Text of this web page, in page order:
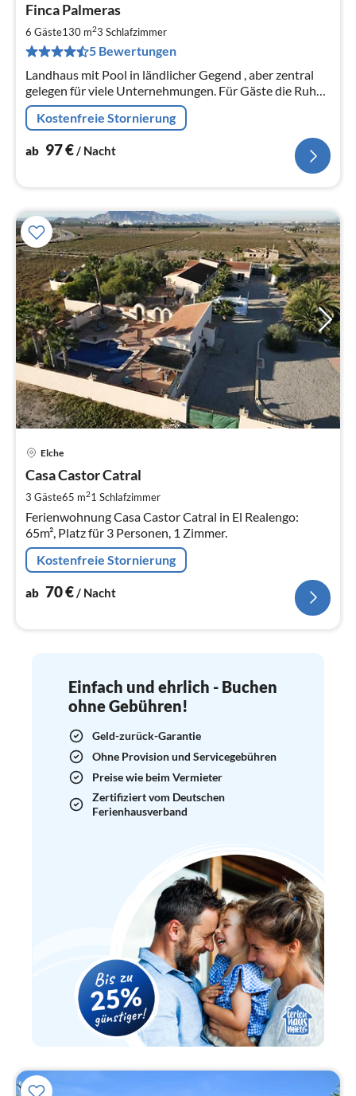
Finca Palmeras
6 Gäste130 m23 Schlafzimmer
5 Bewertungen
Landhaus mit Pool in ländlicher Gegend , aber zentral
gelegen für viele Unternehmungen. Für Gäste die Ruhe
und Entspannung suchen.
Kostenfreie Stornierung
ab 97€/ Nacht
Elche
Casa Castor Catral
3 Gäste65 m21 Schlafzimmer
Ferienwohnung Casa Castor Catral in El Realengo:
65m², Platz für 3 Personen, 1 Zimmer.
Kostenfreie Stornierung
ab 70€/ Nacht
Einfach und ehrlich - Buchen
ohne Gebühren!
Geld-zurück-Garantie
Ohne Provision und Servicegebühren
Preise wie beim Vermieter
Zertifiziert vom Deutschen
Ferienhausverband